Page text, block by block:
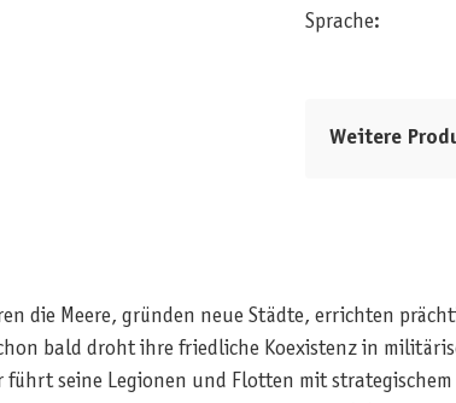
Sprache:
Weitere
die Meere, gründen neue Städte, errichten
bald droht ihre friedliche Koexistenz in
führt seine Legionen und Flotten mit